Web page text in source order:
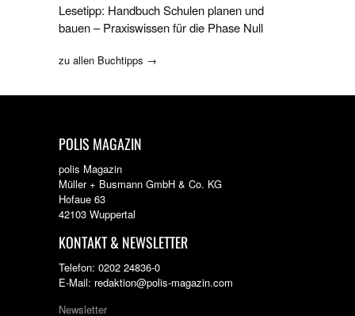
Lesetipp: Handbuch Schulen planen und
bauen – Praxiswissen für die Phase Null
zu allen Buchtipps →
POLIS MAGAZIN
polis Magazin
Müller + Busmann GmbH & Co. KG
Hofaue 63
42103 Wuppertal
KONTAKT & NEWSLETTER
Telefon: 0202 24836-0
E-Mail: redaktion@polis-magazin.com
Newsletter